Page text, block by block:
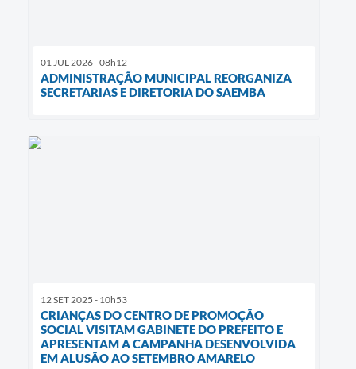
01 JUL 2026 - 08h12
ADMINISTRAÇÃO MUNICIPAL REORGANIZA
SECRETARIAS E DIRETORIA DO SAEMBA
12 SET 2025 - 10h53
CRIANÇAS DO CENTRO DE PROMOÇÃO
SOCIAL VISITAM GABINETE DO PREFEITO E
APRESENTAM A CAMPANHA DESENVOLVIDA
EM ALUSÃO AO SETEMBRO AMARELO